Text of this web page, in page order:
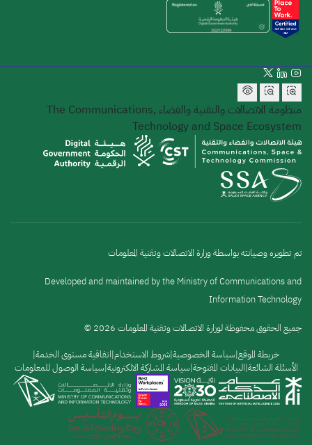
منظومة الاتصالات والتقنية والفضاء The Communications,
Technology and Space Ecosystem
تم تطويره وصيانته بواسطة وزارة الاتصالات وتقنية المعلومات
Developed and maintained by the Ministry of Communications and
Information Technology
جميع الحقوق محفوظة لوزارة الاتصالات وتقنية المعلومات 2026 ©
القائمة
السفلية
خريطة الموقع سياسة الخصوصية شروط الاستخدام اتفاقية مستوى الخدمة
الأسئلة الشائعة البيانات المفتوحة سياسة المشاركة الالكترونية سياسة الوصول للمعلومات